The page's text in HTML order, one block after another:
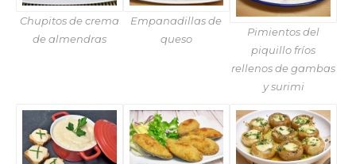
Chupitos de crema
de almendras
Empanadillas de
queso
Pimientos del
piquillo fríos
rellenos de gambas
y surimi